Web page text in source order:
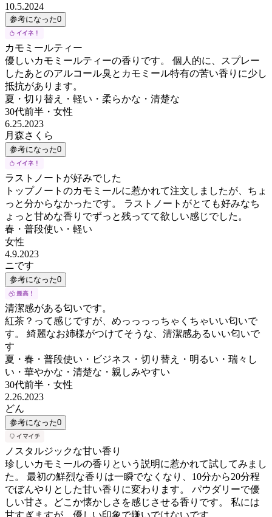
10.5.2024
参考になった0
カモミールティー
優しいカモミールティーの香りです。 個人的に、スプレー
したあとのアルコール臭とカモミール特有の苦い香りに少し
抵抗があります。
夏・切り替え・軽い・柔らかな・清楚な
30代前半 ・ 女性
6.25.2023
月森さくら
参考になった0
ラストノートが好みでした
トップノートのカモミールに惹かれて注文しましたが、ちょ
っと分からなかったです。 ラストノートがとても好みなち
ょっと甘めな香りでずっと残ってて欲しい感じでした。
春・普段使い・軽い
女性
4.9.2023
ニです
参考になった0
清潔感がある匂いです。
紅茶？って感じですが、めっっっっちゃくちゃいい匂いで
す。 綺麗なお姉様がつけてそうな、清潔感あるいい匂いで
す
夏・春・普段使い・ビジネス・切り替え・明るい・瑞々し
い・華やかな・清楚な・親しみやすい
30代前半 ・ 女性
2.26.2023
どん
参考になった0
ノスタルジックな甘い香り
珍しいカモミールの香りという説明に惹かれて試してみまし
た。 最初の鮮烈な香りは一瞬でなくなり、10分から20分程
でぼんやりとした甘い香りに変わります。 パウダリーで優
しい甘さ。どこか懐かしさを感じさせる香りです。 私には
甘すぎますが、優しい印象で嫌いではないです。